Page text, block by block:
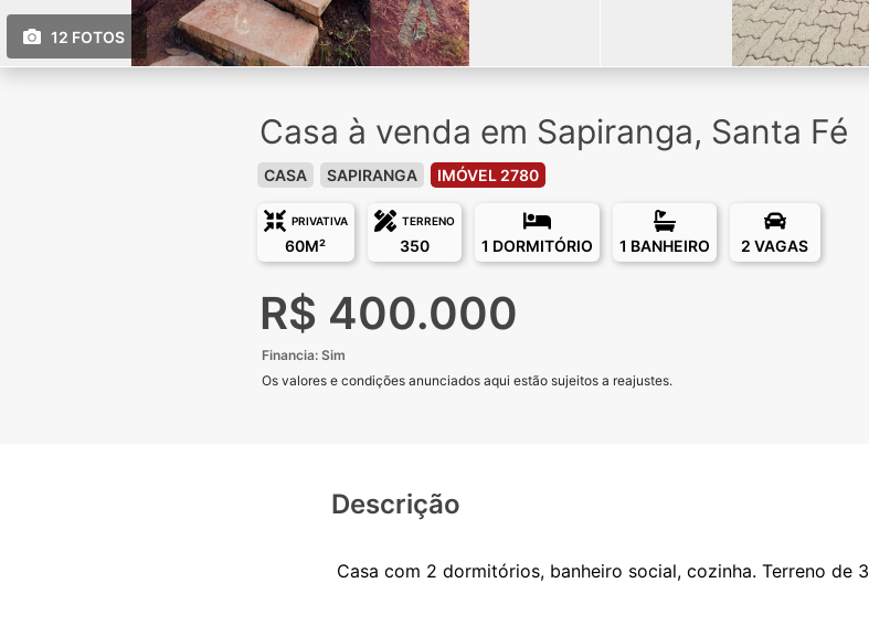
12 FOTOS
Casa à venda em Sapiranga, Santa Fé
CASA SAPIRANGA IMÓVEL 2780
PRIVATIVA
60M²
TERRENO
350 1 DORMITÓRIO 1 BANHEIRO 2 VAGAS
R$ 400.000
Financia: Sim
Os valores e condições anunciados aqui estão sujeitos a reajustes.
Descrição